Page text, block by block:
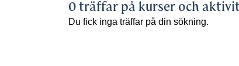
0 träffar på kurser och
Du fick inga träffar på din sökning.